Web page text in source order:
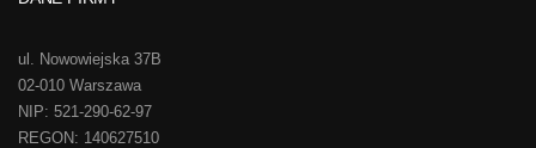
ul. Nowowiejska 37B
02-010 Warszawa
NIP: 521-290-62-97
REGON: 140627510